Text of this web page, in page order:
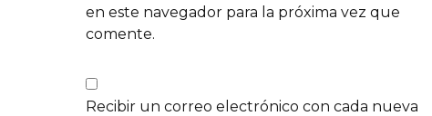
en este navegador para la próxima vez que
comente.
Recibir un correo electrónico con cada nueva